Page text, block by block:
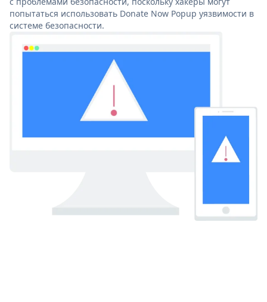
попытаться использовать Donate Now Popup уязвимости в
системе безопасности.